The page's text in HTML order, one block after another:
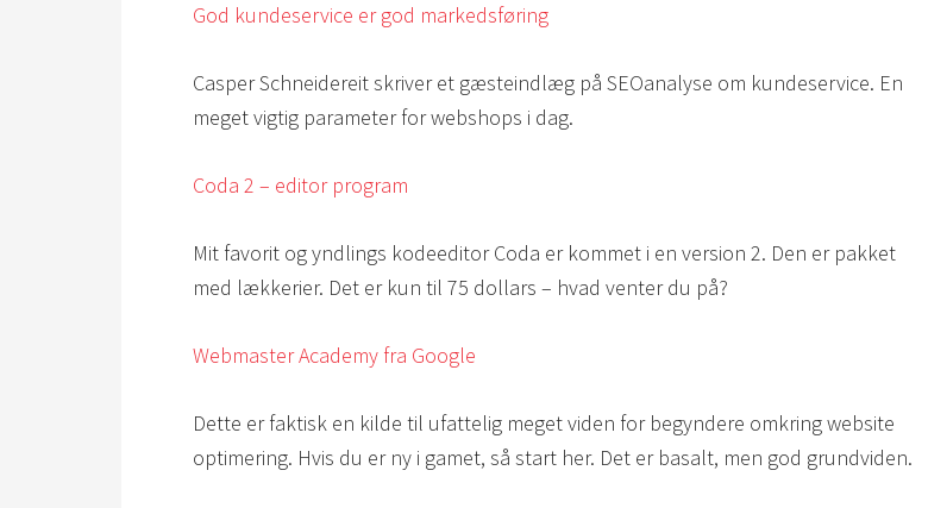
God kundeservice er god markedsføring
Casper Schneidereit skriver et gæsteindlæg på SEOanalyse om kundeservice. En
meget vigtig parameter for webshops i dag.
Coda 2 – editor program
Mit favorit og yndlings kodeeditor Coda er kommet i en version 2. Den er pakket
med lækkerier. Det er kun til 75 dollars – hvad venter du på?
Webmaster Academy fra Google
Dette er faktisk en kilde til ufattelig meget viden for begyndere omkring website
optimering. Hvis du er ny i gamet, så start her. Det er basalt, men god grundviden.